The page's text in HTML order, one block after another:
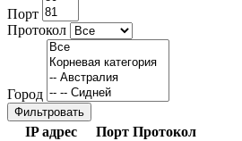
Порт
Протокол
Город
Фильтровать
IP адрес Порт Протокол